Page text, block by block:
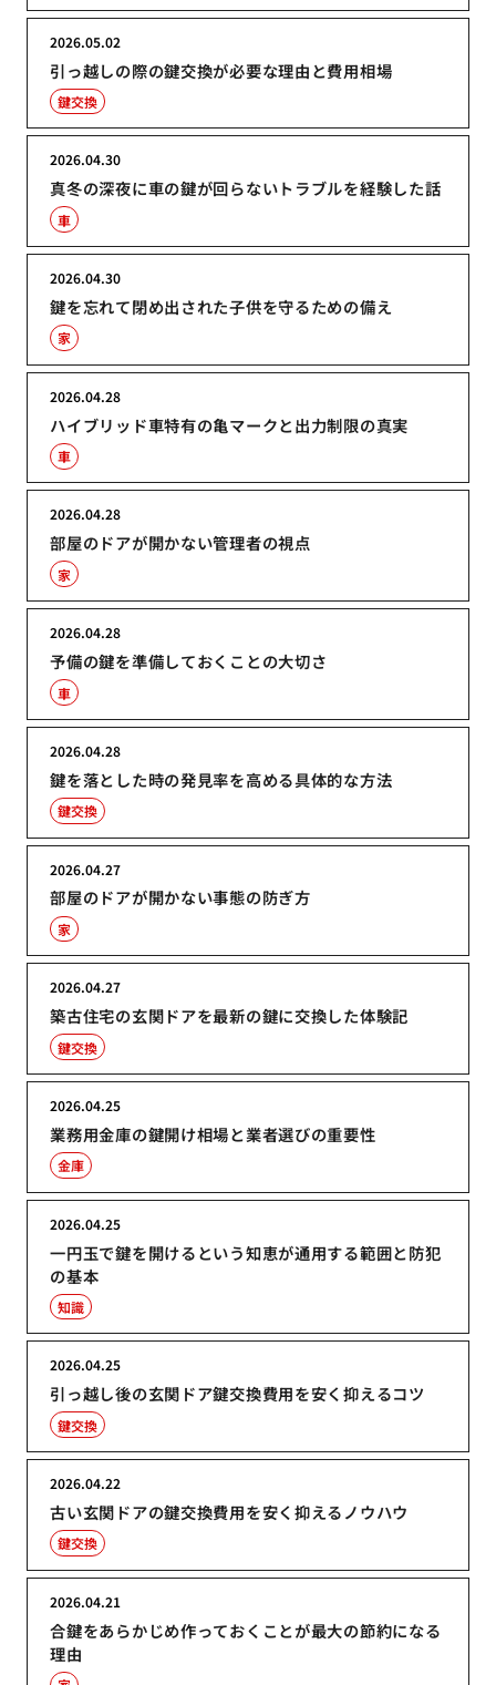
引っ越しの際の鍵交換が必要な理由と費用相場
2026.05.02
鍵交換
真冬の深夜に車の鍵が回らないトラブルを経験した話
2026.04.30
車
鍵を忘れて閉め出された子供を守るための備え
2026.04.30
家
ハイブリッド車特有の亀マークと出力制限の真実
2026.04.28
車
部屋のドアが開かない管理者の視点
2026.04.28
家
予備の鍵を準備しておくことの大切さ
2026.04.28
車
鍵を落とした時の発見率を高める具体的な方法
2026.04.28
鍵交換
部屋のドアが開かない事態の防ぎ方
2026.04.27
家
築古住宅の玄関ドアを最新の鍵に交換した体験記
2026.04.27
鍵交換
業務用金庫の鍵開け相場と業者選びの重要性
2026.04.25
金庫
一円玉で鍵を開けるという知恵が通用する範囲と防犯
の基本
2026.04.25
知識
引っ越し後の玄関ドア鍵交換費用を安く抑えるコツ
2026.04.25
鍵交換
古い玄関ドアの鍵交換費用を安く抑えるノウハウ
2026.04.22
鍵交換
合鍵をあらかじめ作っておくことが最大の節約になる
理由
2026.04.21